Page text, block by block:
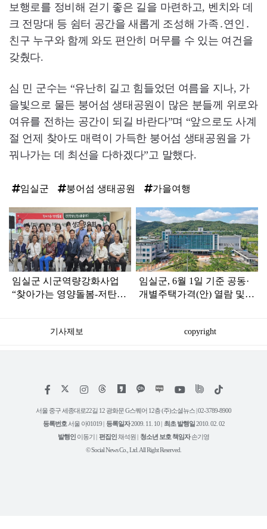
보행로를 정비해 걷기 좋은 길을 마련하고, 벤치와 데
크 전망대 등 쉼터 공간을 새롭게 조성해 가족․연인․
친구 누구와 함께 와도 편안히 머무를 수 있는 여건을
갖췄다.
심 민 군수는 “유난히 길고 힘들었던 여름을 지나, 가
을빛으로 물든 붕어섬 생태공원이 많은 분들께 위로와
여유를 전하는 공간이 되길 바란다”며 “앞으로도 사계
절 언제 찾아도 매력이 가득한 붕어섬 생태공원을 가
꿔나가는 데 최선을 다하겠다”고 말했다.
임실군 붕어섬 생태공원 가을여행
탑
라
인
임실군 시군역량강화사업
“찾아가는 영양돌봄-저탄소
임실군, 6월 1일 기준 공동·
개별주택가격(안) 열람 및
기사제보 copyright
페
스
인
타
램
위
트
유
튜
틱
서울 중구 세종대로22길 12 광화문 G스퀘어 12층 (주)소셜뉴스 | 02-3789-8900
등록번호 서울 아01019 | 등록일자2009. 11. 10 | 최초 발행일2010. 02. 02
발행인 이동기 | 편집인채석원 | 청소년 보호 책임자손기영
© Social News Co., Ltd. All Right Reserved.